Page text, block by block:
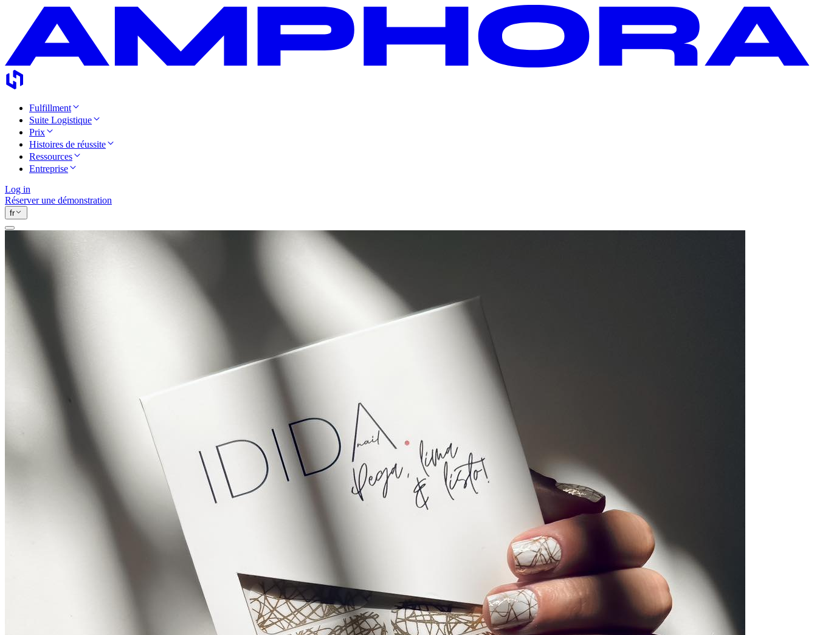
Fulfillment
Suite Logistique
Prix
Histoires de réussite
Ressources
Entreprise
Log in
Réserver une démonstration
fr